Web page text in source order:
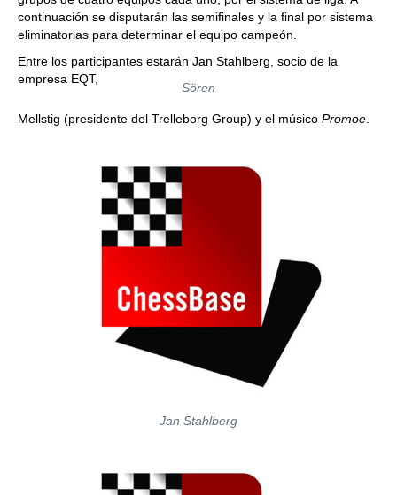
continuación se disputarán las semifinales y la final por sistema
eliminatorias para determinar el equipo campeón.
Entre los participantes estarán Jan Stahlberg, socio de la
empresa EQT,
Sören
Mellstig (presidente del Trelleborg Group) y el músico Promoe
Jan Stahlberg